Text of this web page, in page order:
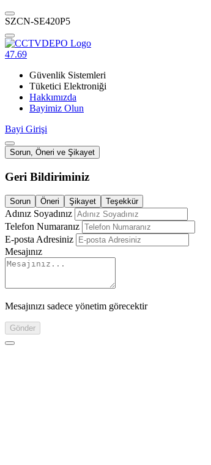
SZCN-SE420P5
47.69
Güvenlik Sistemleri
Tüketici Elektroniği
Hakkımızda
Bayimiz Olun
Bayi Girişi
Sorun, Öneri ve Şikayet
Geri Bildiriminiz
Sorun Öneri Şikayet Teşekkür
Adınız Soyadınız
Telefon Numaranız
E-posta Adresiniz
Mesajınız
Mesajınızı sadece yönetim görecektir
Gönder